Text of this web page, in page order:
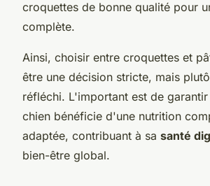
croquettes de bonne qualité pour
complète.
Ainsi, choisir entre croquettes et
être une décision stricte, mais
réfléchi. L'important est de
chien bénéficie d'une nutrition
adaptée, contribuant à sa santé
bien-être global.